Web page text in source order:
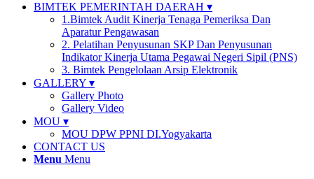
BIMTEK PEMERINTAH DAERAH ▾
1.Bimtek Audit Kinerja Tenaga Pemeriksa Dan
Aparatur Pengawasan
2. Pelatihan Penyusunan SKP Dan Penyusunan
Indikator Kinerja Utama Pegawai Negeri Sipil (PNS)
3. Bimtek Pengelolaan Arsip Elektronik
GALLERY ▾
Gallery Photo
Gallery Video
MOU ▾
MOU DPW PPNI DI.Yogyakarta
CONTACT US
Menu Menu